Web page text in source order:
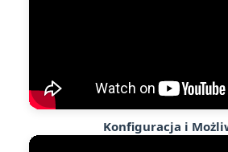
Konfiguracja i